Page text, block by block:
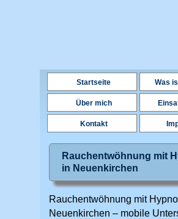
Startseite Was
Über mich
Kontakt
Rauchentwöhnung mit
in Neuenkirchen
Rauchentwöhnung mit
Neuenkirchen – mobile